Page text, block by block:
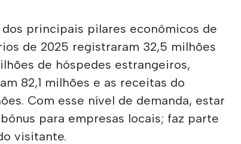
principais pilares econômicos de
de 2025 registraram 32,5 milhões
de hóspedes estrangeiros,
82,1 milhões e as receitas do
Com esse nível de demanda, estar
para empresas locais; faz parte
visitante.